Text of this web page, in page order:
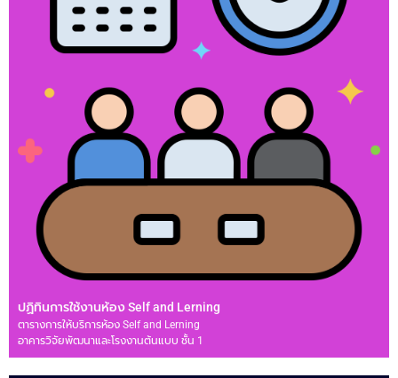
ปฏิทินการใช้งานห้อง Self and Lerning
ตารางการให้บริการห้อง Self and Lerning
อาคารวิจัยพัฒนาและโรงงานต้นแบบ ชั้น 1